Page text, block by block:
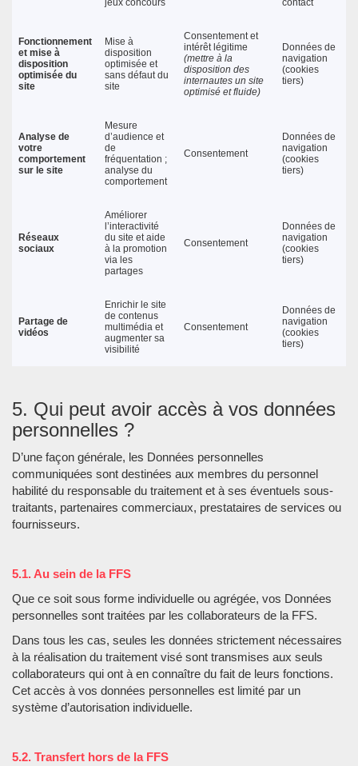
jeux concours contact
Fonctionnement
et mise à
disposition
optimisée du
site
Mise à
disposition
optimisée et
sans défaut du
site
Consentement et
intérêt légitime
(mettre à la
disposition des
internautes un site
optimisé et fluide)
Données de
navigation
(cookies
tiers)
Analyse de
votre
comportement
sur le site
Mesure
d’audience et
de
fréquentation ;
analyse du
comportement
Consentement
Données de
navigation
(cookies
tiers)
Réseaux
sociaux
Améliorer
l’interactivité
du site et aide
à la promotion
via les
partages
Consentement
Données de
navigation
(cookies
tiers)
Partage de
vidéos
Enrichir le site
de contenus
multimédia et
augmenter sa
visibilité
Consentement
Données de
navigation
(cookies
tiers)
5. Qui peut avoir accès à vos données
personnelles ?
D’une façon générale, les Données personnelles
communiquées sont destinées aux membres du personnel
habilité du responsable du traitement et à ses éventuels sous-
traitants, partenaires commerciaux, prestataires de services ou
fournisseurs.
5.1. Au sein de la FFS
Que ce soit sous forme individuelle ou agrégée, vos Données
personnelles sont traitées par les collaborateurs de la FFS.
Dans tous les cas, seules les données strictement nécessaires
à la réalisation du traitement visé sont transmises aux seuls
collaborateurs qui ont à en connaître du fait de leurs fonctions.
Cet accès à vos données personnelles est limité par un
système d’autorisation individuelle.
5.2. Transfert hors de la FFS